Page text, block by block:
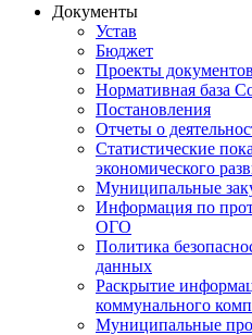
Документы
Устав
Бюджет
Проекты документов
Нормативная база
Постановления
Отчеты о
Статистические
экономического
Муниципальные
Информация по
ОГО
Политика
данных
Раскрытие
коммунального
Муниципальные